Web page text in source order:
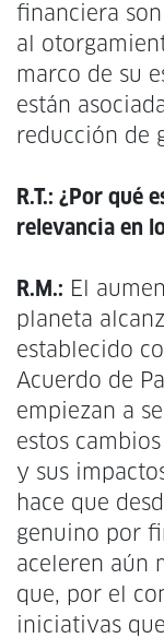
financiera
al
marco de su
están
reducción de
R.T.: ¿Por qué
relevancia en
R.M.: El
planeta
establecido
Acuerdo de
empiezan a
estos
y sus
hace que
genuino por
aceleren aún
que, por el
iniciativas